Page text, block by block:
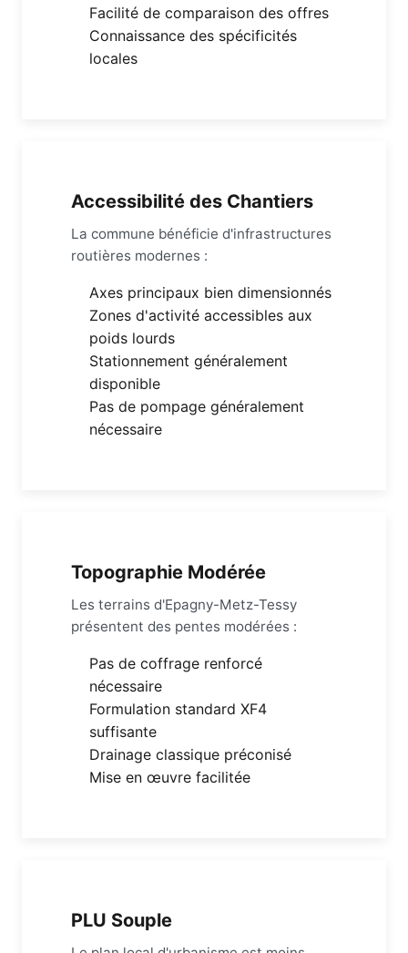
Facilité de comparaison des offres
Connaissance des spécificités
locales
Accessibilité des Chantiers
La commune bénéficie d'infrastructures
routières modernes :
Axes principaux bien dimensionnés
Zones d'activité accessibles aux
poids lourds
Stationnement généralement
disponible
Pas de pompage généralement
nécessaire
Topographie Modérée
Les terrains d'Epagny-Metz-Tessy
présentent des pentes modérées :
Pas de coffrage renforcé
nécessaire
Formulation standard XF4
suffisante
Drainage classique préconisé
Mise en œuvre facilitée
PLU Souple